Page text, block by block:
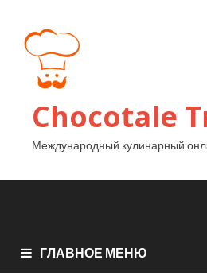
Chocotale
Международный кулинарный
ГЛАВНОЕ МЕНЮ